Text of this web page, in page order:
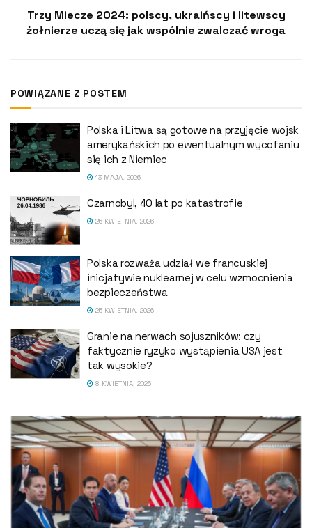
Trzy Miecze 2024: polscy, ukraińscy i litewscy
żołnierze uczą się jak wspólnie zwalczać wroga
POWIĄZANE Z POSTEM
Polska i Litwa są gotowe na przyjęcie wojsk
amerykańskich po ewentualnym wycofaniu
się ich z Niemiec
13 MAJA, 2026
Czarnobyl, 40 lat po katastrofie
26 KWIETNIA, 2026
Polska rozważa udział we francuskiej
inicjatywie nuklearnej w celu wzmocnienia
bezpieczeństwa
25 KWIETNIA, 2026
Granie na nerwach sojuszników: czy
faktycznie ryzyko wystąpienia USA jest
tak wysokie?
8 KWIETNIA, 2026